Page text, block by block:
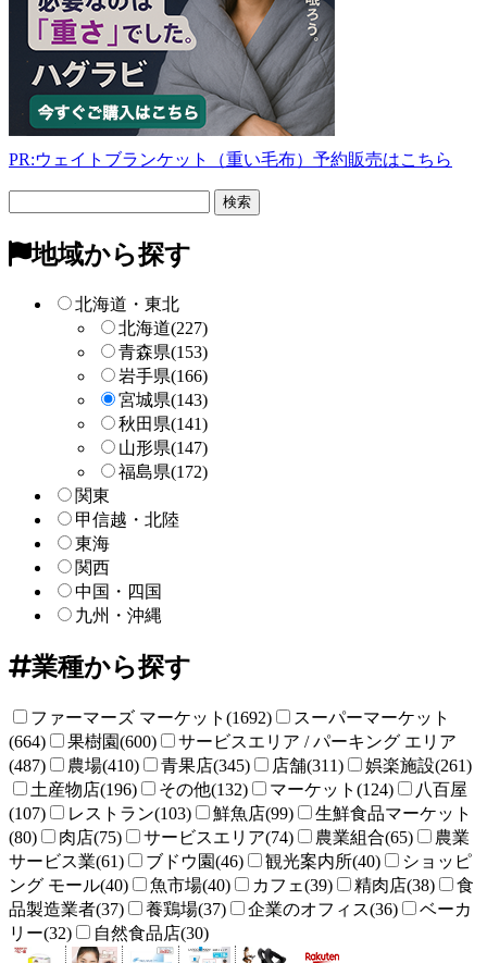
PR:ウェイトブランケット（重い毛布）予約販売はこちら
ー
検
地域から探す
北海道・東北
北海道(227)
青森県(153)
岩手県(166)
宮城県(143)
秋田県(141)
山形県(147)
福島県(172)
関東
甲信越・北陸
東海
関西
中国・四国
九州・沖縄
業種から探す
ファーマーズ マーケット(1692)
スーパーマーケット
(664)
果樹園(600)
サービスエリア / パーキング エリア
(487)
農場(410) 青果店(345) 店舗(311)
娯楽施設(261)
土産物店(196)
その他(132) マーケット(124)
八百屋
(107)
レストラン(103) 鮮魚店(99)
生鮮食品マーケット
(80)
肉店(75) サービスエリア(74) 農業組合(65)
農業
サービス業(61)
ブドウ園(46) 観光案内所(40)
ショッピ
ング モール(40)
魚市場(40) カフェ(39) 精肉店(38)
食
品製造業者(37)
養鶏場(37) 企業のオフィス(36)
ベーカ
リー(32)
自然食品店(30)